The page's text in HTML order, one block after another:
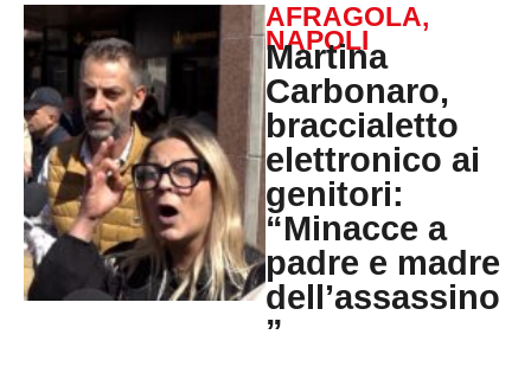
AFRAGOLA,
NAPOLI
Martina
Carbonaro,
braccialetto
elettronico ai
genitori:
“Minacce a
padre e madre
dell’assassino
”